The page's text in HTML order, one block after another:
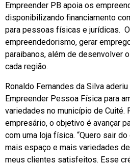
Empreender PB apoia os
disponibilizando financiamento
para pessoas físicas e jurídicas.
empreendedorismo, gerar
paraibanos, além de desenvolver
cada região.
Ronaldo Fernandes da Silva
Empreender Pessoa Física para
variedades no município de Cuité.
empresário, o objetivo é avançar
com uma loja física. “Quero sair
mais espaço e mais variedades
meus clientes satisfeitos. Esse